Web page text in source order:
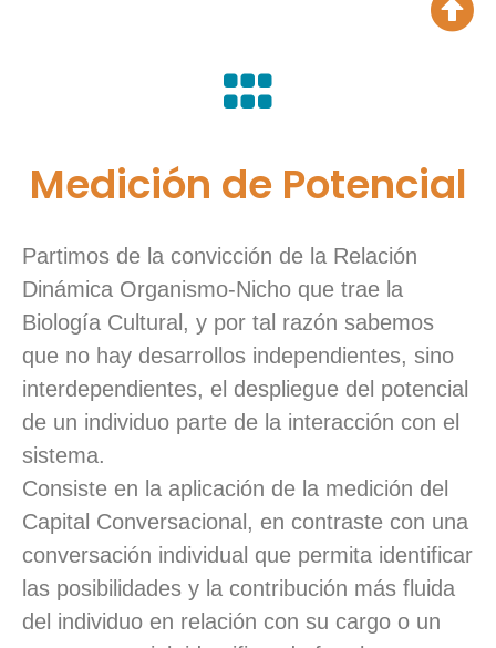
Medición de Potencial
Partimos de la convicción de la Relación
Dinámica Organismo-Nicho que trae la
Biología Cultural, y por tal razón sabemos
que no hay desarrollos independientes, sino
interdependientes, el despliegue del potencial
de un individuo parte de la interacción con el
sistema.
Consiste en la aplicación de la medición del
Capital Conversacional, en contraste con una
conversación individual que permita identificar
las posibilidades y la contribución más fluida
del individuo en relación con su cargo o un